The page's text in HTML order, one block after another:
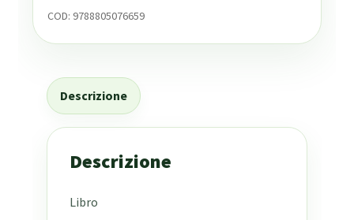
COD: 9788805076659
Descrizione
Descrizione
Libro